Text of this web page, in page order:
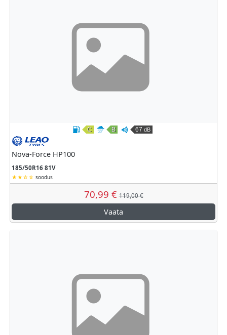
Kütusesäästlikkus
C
Märghaardumine
B
Väline veeremismüra
67 dB
Nova-Force HP100
185/50R16 81V
soodus
70,99 € 119,00 €
Vaata